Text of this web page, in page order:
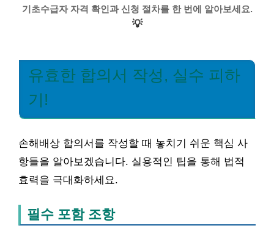
기초수급자 자격 확인과 신청 절차를 한 번에 알아보세요.
💡
유효한 합의서 작성, 실수 피하
기!
손해배상 합의서를 작성할 때 놓치기 쉬운 핵심 사
항들을 알아보겠습니다. 실용적인 팁을 통해 법적
효력을 극대화하세요.
필수 포함 조항